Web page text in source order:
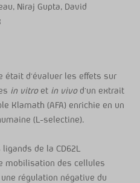
Niraj Gupta, David
était d’évaluer les effets sur
in vitro et in vivo d’un extrait
Klamath (AFA) enrichie en un
(L-selectine).
ligands de la CD62L
mobilisation des cellules
régulation négative du